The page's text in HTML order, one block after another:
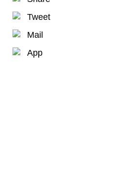
Tweet
Mail
App